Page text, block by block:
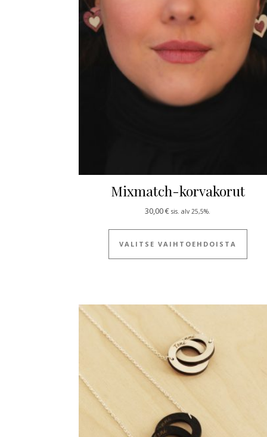
Mixmatch-korvakorut
30,00€ sis. alv 25,5%.
VALITSE VAIHTOEHDOISTA